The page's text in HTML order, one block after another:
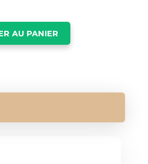
AU PANIER